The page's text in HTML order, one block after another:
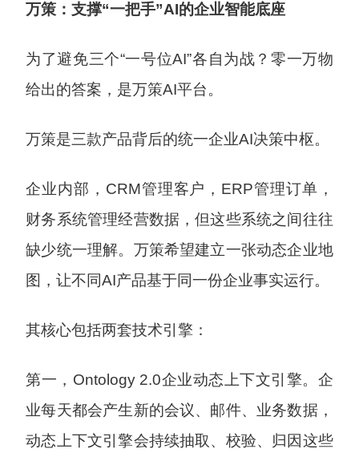
万策：支撑“一把手”AI的企业智能底座
为了避免三个“一号位AI”各自为战？零一万物
给出的答案，是万策AI平台。
万策是三款产品背后的统一企业AI决策中枢。
企业内部，CRM管理客户，ERP管理订单，
财务系统管理经营数据，但这些系统之间往往
缺少统一理解。万策希望建立一张动态企业地
图，让不同AI产品基于同一份企业事实运行。
其核心包括两套技术引擎：
第一，Ontology 2.0企业动态上下文引擎。企
业每天都会产生新的会议、邮件、业务数据，
动态上下文引擎会持续抽取、校验、归因这些